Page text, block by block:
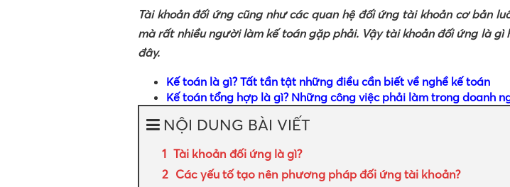
Tài khoản đối ứng cũng như các quan hệ đối ứng tài khoản cơ bản
mà rất nhiều người làm kế toán gặp phải. Vậy tài khoản đối ứng là gì
đây.
Kế toán là gì? Tất tần tật những điều cần biết về nghề kế toán
Kế toán tổng hợp là gì? Những công việc phải làm trong doanh
NỘI DUNG BÀI VIẾT
Tài khoản đối ứng là gì?
Các yếu tố tạo nên phương pháp đối ứng tài khoản?